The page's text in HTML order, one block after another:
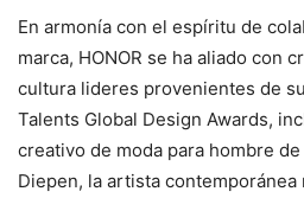
En armonía con el espíritu de
marca, HONOR se ha aliado con
cultura lideres provenientes de
Talents Global Design Awards,
creativo de moda para hombre de
Diepen, la artista contemporánea